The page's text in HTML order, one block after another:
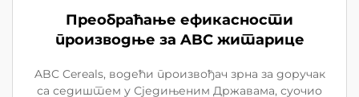
Преобраћање ефикасности
производње за ABC житарице
ABC Cereals, водећи произвођач зрна за доручак
са седиштем у Сједињеним Државама, суочио